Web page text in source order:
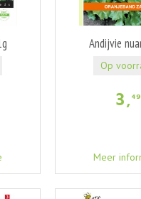
Andijvie
3,49
Meer
Op